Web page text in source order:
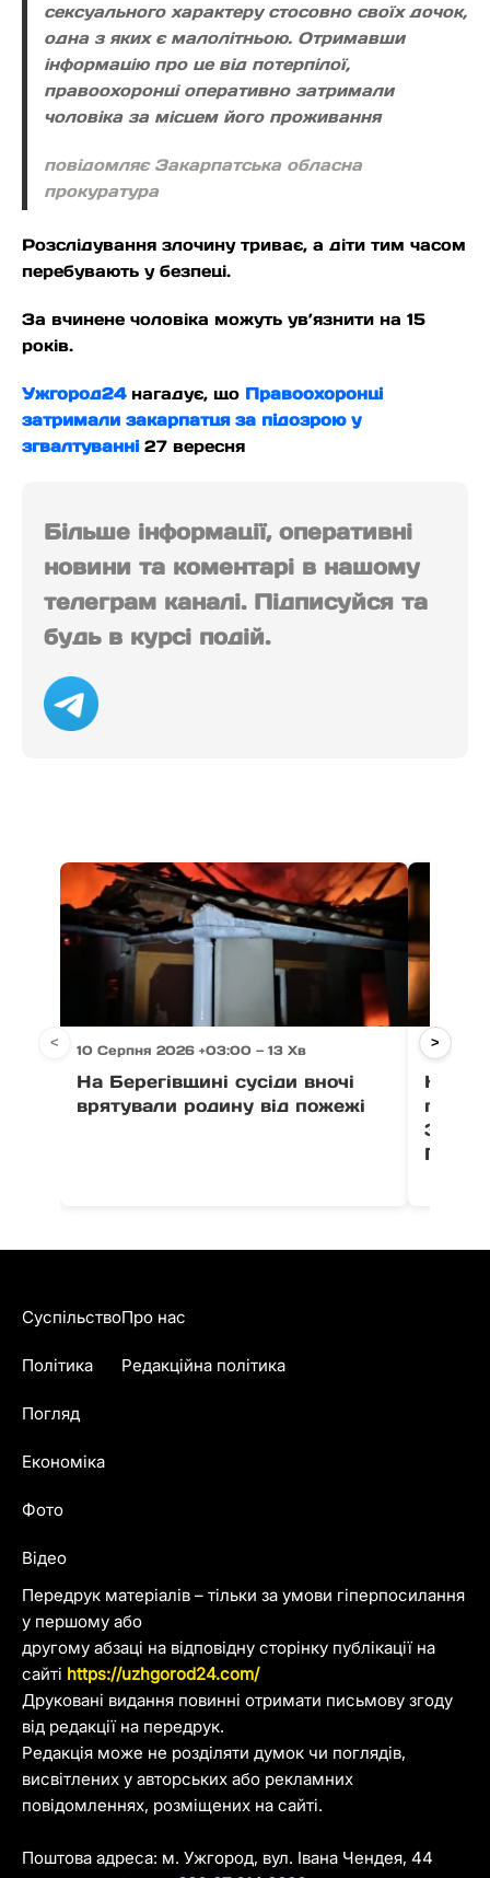
сексуального характеру стосовно своїх дочок,
одна з яких є малолітньою. Отримавши
інформацію про це від потерпілої,
правоохоронці оперативно затримали
чоловіка за місцем його проживання
повідомляє Закарпатська обласна
прокуратура
Розслідування злочину триває, а діти тим часом
перебувають у безпеці.
За вчинене чоловіка можуть ув’язнити на 15
років.
Ужгород24нагадує, що Правоохоронці
затримали закарпатця за підозрою у
згвалтуванні27 вересня
Більше інформації, оперативні
новини та коментарі в нашому
телеграм каналі. Підписуйся та
будь в курсі подій.
10 Серпня 2026 +03:00 — 13 Хв
На Берегівщині сусіди вночі
врятували родину від пожежі
10
На
< >
Передрук матеріалів – тільки за умови гіперпосилання
у першому або
другому абзаці на відповідну сторінку публікації на
сайті https://uzhgorod24.com/
Друковані видання повинні отримати письмову згоду
від редакції на передрук.
Редакція може не розділяти думок чи поглядів,
висвітлених у авторських або рекламних
повідомленнях, розміщених на сайті.
Поштова адреса: м. Ужгород, вул. Івана Чендея, 44
Суспільство
Політика
Погляд
Економіка
Фото
Відео
Про нас
Редакційна політика